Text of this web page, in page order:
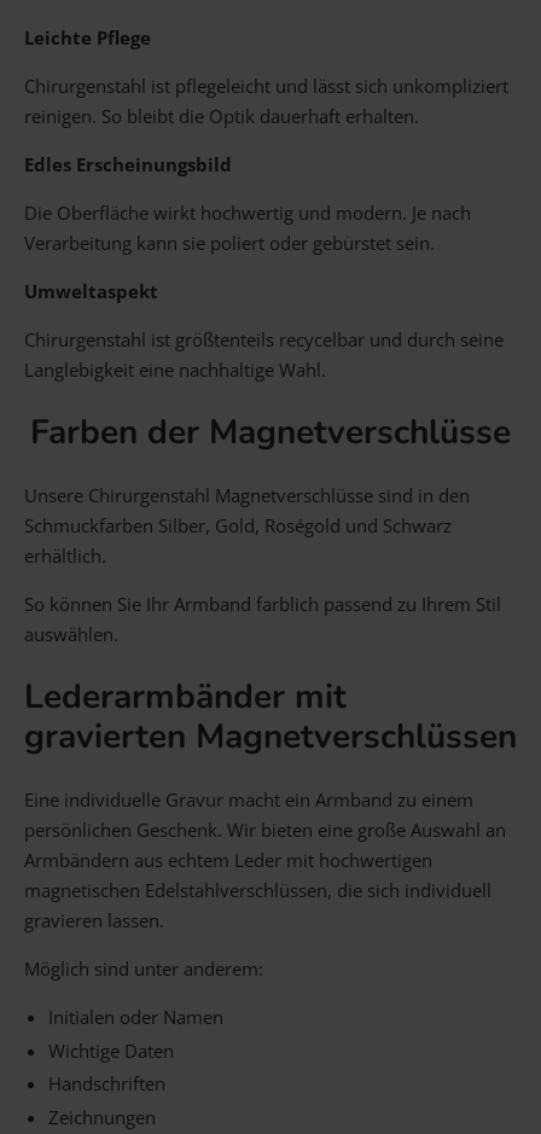
Leichte Pflege
Chirurgenstahl ist pflegeleicht und lässt sich unkompliziert
reinigen. So bleibt die Optik dauerhaft erhalten.
Edles Erscheinungsbild
Die Oberfläche wirkt hochwertig und modern. Je nach
Verarbeitung kann sie poliert oder gebürstet sein.
Umweltaspekt
Chirurgenstahl ist größtenteils recycelbar und durch seine
Langlebigkeit eine nachhaltige Wahl.
Farben der Magnetverschlüsse
Unsere Chirurgenstahl Magnetverschlüsse sind in den
Schmuckfarben Silber, Gold, Roségold und Schwarz
erhältlich.
So können Sie Ihr Armband farblich passend zu Ihrem Stil
auswählen.
Lederarmbänder mit
gravierten Magnetverschlüssen
Eine individuelle Gravur macht ein Armband zu einem
persönlichen Geschenk. Wir bieten eine große Auswahl an
Armbändern aus echtem Leder mit hochwertigen
magnetischen Edelstahlverschlüssen, die sich individuell
gravieren lassen.
Möglich sind unter anderem:
Initialen oder Namen
Wichtige Daten
Handschriften
Zeichnungen